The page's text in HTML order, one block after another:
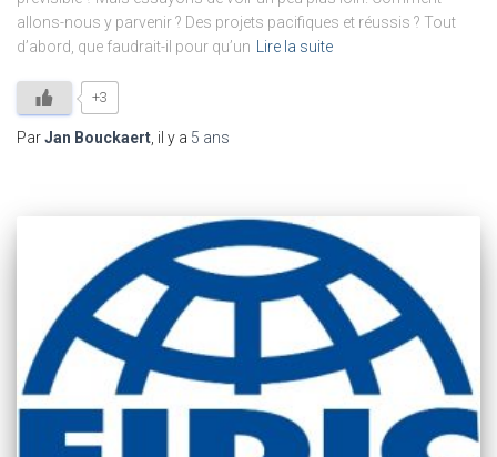
allons-nous y parvenir ? Des projets pacifiques et réussis ? Tout
d’abord, que faudrait-il pour qu’un
Lire la suite
+3
ParJan Bouckaert , il y a 5 ans